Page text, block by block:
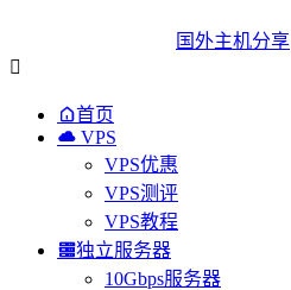
国外主机分享

首页
 VPS
VPS优惠
VPS测评
VPS教程
独立服务器
10Gbps服务器